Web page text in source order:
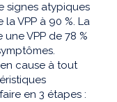
signes atypiques
VPP à 90 %. La
VPP de 78 %
cause à tout
en 3 étapes :